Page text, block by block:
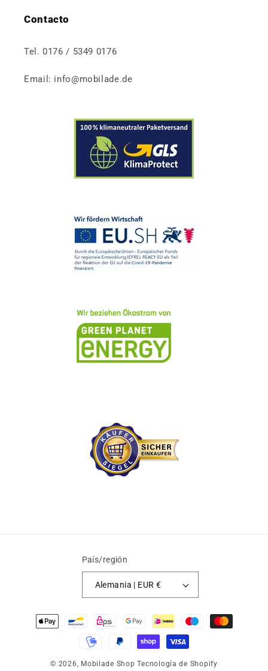
Contacto
Tel. 0176 / 5349 0176
Email: info@mobilade.de
País/región
Alemania | EUR €
Formas
© 2026, Mobilade Shop Tecnología de Shopify